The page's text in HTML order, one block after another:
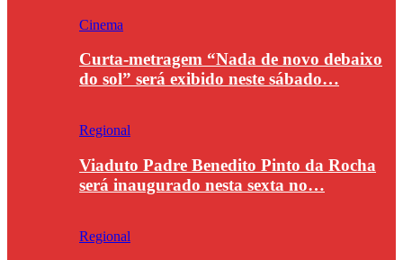
Cinema
Curta-metragem “Nada de novo debaixo
do sol” será exibido neste sábado…
Regional
Viaduto Padre Benedito Pinto da Rocha
será inaugurado nesta sexta no…
Regional